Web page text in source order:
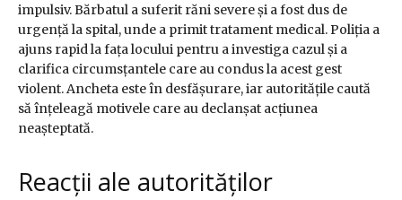
impulsiv. Bărbatul a suferit răni severe și a fost dus de
urgență la spital, unde a primit tratament medical. Poliția a
ajuns rapid la fața locului pentru a investiga cazul și a
clarifica circumsțantele care au condus la acest gest
violent. Ancheta este în desfășurare, iar autoritățile caută
să înțeleagă motivele care au declanșat acțiunea
neașteptată.
Reacții ale autorităților